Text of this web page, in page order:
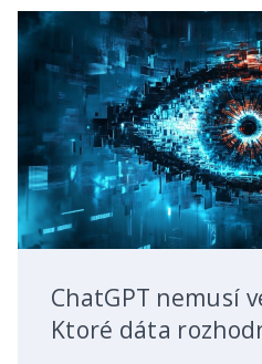
ChatGPT nemusí
Ktoré dáta